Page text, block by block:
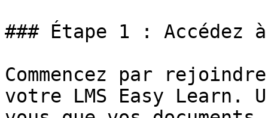
### Étape 1 : Accédez
Commencez par
votre LMS Easy Learn.